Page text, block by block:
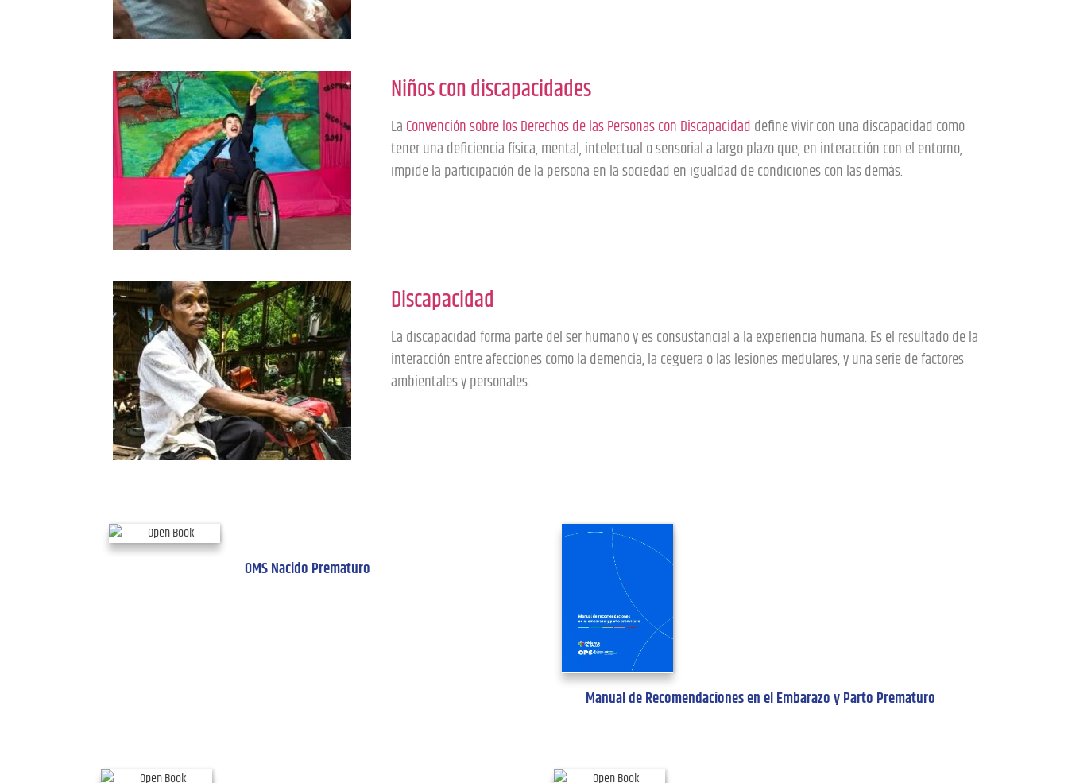
Niños con discapacidades
La Convención sobre los Derechos de las Personas con Discapacidad define vivir con una discapacidad como
tener una deficiencia física, mental, intelectual o sensorial a largo plazo que, en interacción con el entorno,
impide la participación de la persona en la sociedad en igualdad de condiciones con las demás.
Discapacidad
La discapacidad forma parte del ser humano y es consustancial a la experiencia humana. Es el resultado de la
interacción entre afecciones como la demencia, la ceguera o las lesiones medulares, y una serie de factores
ambientales y personales.
OMS Nacido Prematuro
Manual de Recomendaciones en el Embarazo y Parto Prematuro